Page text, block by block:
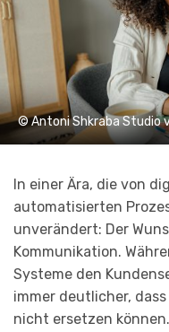
© Antoni Shkraba Studio
In einer Ära, die von
automatisierten
unverändert: Der
Kommunikation.
Systeme den
immer deutlicher,
nicht ersetzen